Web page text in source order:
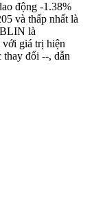
động -1.38%
và thấp nhất là
là
với giá trị hiện
thay đổi --, dẫn